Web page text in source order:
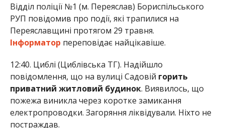
Відділ поліції №1 (м. Переяслав) Бориспільського
РУП повідомив про події, які трапилися на
Переяславщині протягом 29 травня.
Інформатор переповідає найцікавіше.
12:40. Циблі (Циблівська ТГ). Надійшло
повідомлення, що на вулиці Садовій горить
приватний житловий будинок. Виявилось, що
пожежа виникла через коротке замикання
електропроводки. Загоряння ліквідували. Ніхто не
постраждав.